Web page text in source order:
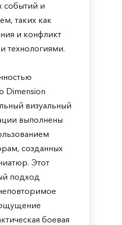
событий и
таких как
и конфликт
технологиями.
Dimension
визуальный
выполнены
созданных
Этот
подход
боевая